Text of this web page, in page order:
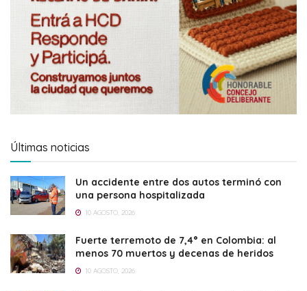
Últimas noticias
Un accidente entre dos autos terminó con
una persona hospitalizada
10 AGOSTO, 2026
Fuerte terremoto de 7,4° en Colombia: al
menos 70 muertos y decenas de heridos
10 AGOSTO, 2026